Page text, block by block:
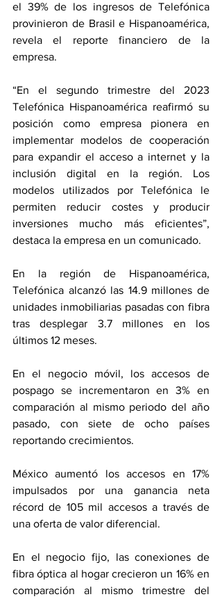
el 39% de los ingresos de Telefónica
provinieron de Brasil e Hispanoamérica,
revela el reporte financiero de la
empresa.
“En el segundo trimestre del 2023
Telefónica Hispanoamérica reafirmó su
posición como empresa pionera en
implementar modelos de cooperación
para expandir el acceso a internet y la
inclusión digital en la región. Los
modelos utilizados por Telefónica le
permiten reducir costes y producir
inversiones mucho más eficientes”,
destaca la empresa en un comunicado.
En la región de Hispanoamérica,
Telefónica alcanzó las 14.9 millones de
unidades inmobiliarias pasadas con fibra
tras desplegar 3.7 millones en los
últimos 12 meses.
En el negocio móvil, los accesos de
pospago se incrementaron en 3% en
comparación al mismo periodo del año
pasado, con siete de ocho países
reportando crecimientos.
México aumentó los accesos en 17%
impulsados por una ganancia neta
récord de 105 mil accesos a través de
una oferta de valor diferencial.
En el negocio fijo, las conexiones de
fibra óptica al hogar crecieron un 16% en
comparación al mismo trimestre del